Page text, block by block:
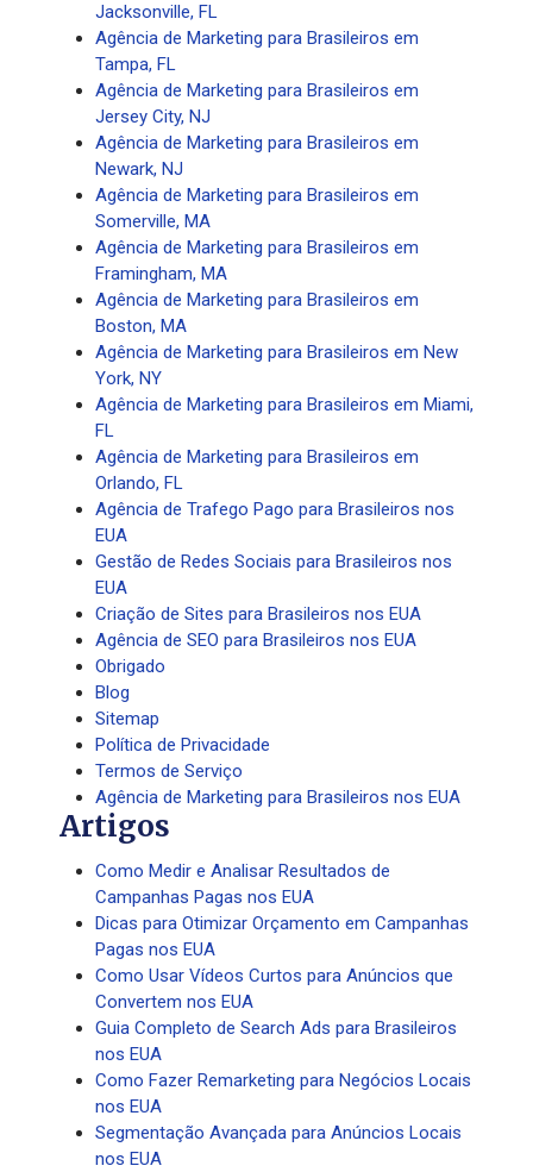
Jacksonville, FL
Agência de Marketing para Brasileiros em
Tampa, FL
Agência de Marketing para Brasileiros em
Jersey City, NJ
Agência de Marketing para Brasileiros em
Newark, NJ
Agência de Marketing para Brasileiros em
Somerville, MA
Agência de Marketing para Brasileiros em
Framingham, MA
Agência de Marketing para Brasileiros em
Boston, MA
Agência de Marketing para Brasileiros em New
York, NY
Agência de Marketing para Brasileiros em Miami,
FL
Agência de Marketing para Brasileiros em
Orlando, FL
Agência de Trafego Pago para Brasileiros nos
EUA
Gestão de Redes Sociais para Brasileiros nos
EUA
Criação de Sites para Brasileiros nos EUA
Agência de SEO para Brasileiros nos EUA
Obrigado
Blog
Sitemap
Política de Privacidade
Termos de Serviço
Agência de Marketing para Brasileiros nos EUA
Artigos
Como Medir e Analisar Resultados de
Campanhas Pagas nos EUA
Dicas para Otimizar Orçamento em Campanhas
Pagas nos EUA
Como Usar Vídeos Curtos para Anúncios que
Convertem nos EUA
Guia Completo de Search Ads para Brasileiros
nos EUA
Como Fazer Remarketing para Negócios Locais
nos EUA
Segmentação Avançada para Anúncios Locais
nos EUA